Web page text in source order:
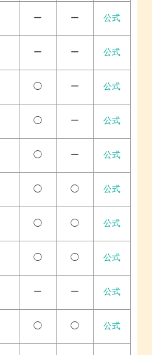
ー ー 公式
ー ー 公式
◯ ー 公式
◯ ー 公式
◯ ー 公式
◯ ◯ 公式
◯ ◯ 公式
◯ ◯ 公式
ー ー 公式
◯ ◯ 公式